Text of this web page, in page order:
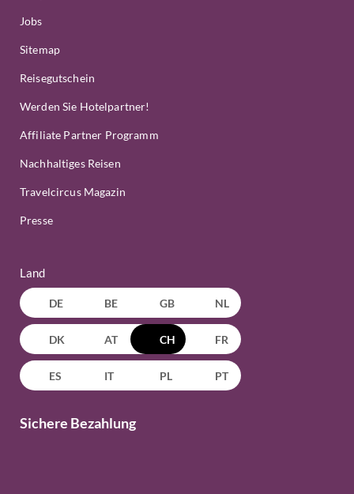
Jobs
Sitemap
Reisegutschein
Werden Sie Hotelpartner!
Affiliate Partner Programm
Nachhaltiges Reisen
Travelcircus Magazin
Presse
Land
DE BE GB NL
DK AT CH FR
ES IT PL PT
Sichere Bezahlung